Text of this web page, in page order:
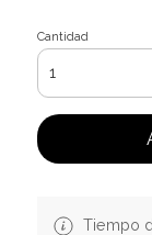
Cantidad
Tiempo